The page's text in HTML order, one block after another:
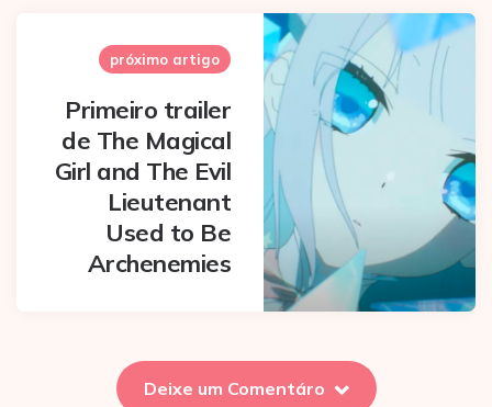
próximo artigo
Primeiro trailer
de The Magical
Girl and The Evil
Lieutenant
Used to Be
Archenemies
Deixe um Comentáro